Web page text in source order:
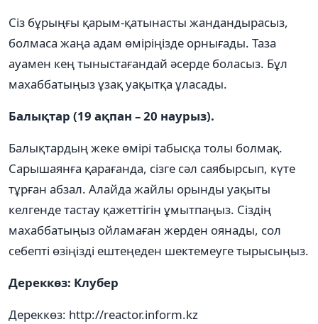
Сіз бұрыңғы қарым-қатынасты жандандырасыз,
болмаса жаңа адам өміріңізде орнығады. Таза
ауамен кең тыныстағандай әсерде боласыз. Бұл
махаббатыңыз ұзақ уақытқа ұласады.
Балықтар (19 ақпан – 20 наурыз).
Балықтардың жеке өмірі табысқа толы болмақ.
Сарышаянға қарағанда, сізге сәл саябырсып, күте
тұрған абзал. Алайда жайлы орынды уақыты
келгенде тастау қажеттігін ұмытпаңыз. Сіздің
махаббатыңыз ойламаған жерден оянады, сол
себепті өзіңізді ештеңеден шектемеуге тырысыңыз.
Дереккөз: Клубер
Дереккөз: http://reactor.inform.kz